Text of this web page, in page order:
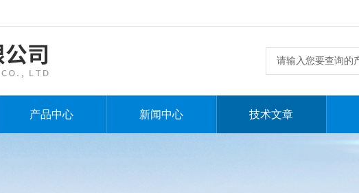
产品中心 新闻中心 技术文章